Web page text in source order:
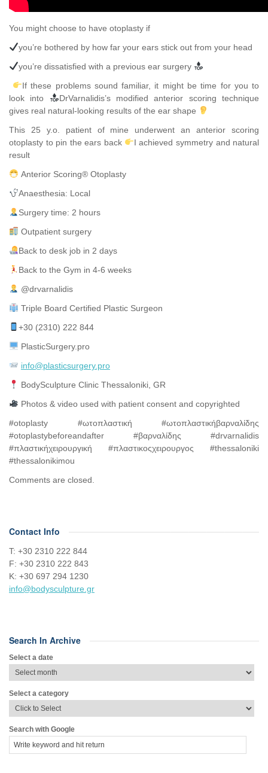
You might choose to have otoplasty if
you’re bothered by how far your ears stick out from your head
you’re dissatisfied with a previous ear surgery
If these problems sound familiar, it might be time for you to
look into
DrVarnalidis’s modified anterior scoring technique
gives real natural-looking results of the ear shape
This 25 y.o. patient of mine underwent an anterior scoring
otoplasty to pin the ears back
I achieved symmetry and natural
result
Anterior Scoring® Otoplasty
Anaesthesia: Local
Surgery time: 2 hours
Outpatient surgery
Back to desk job in 2 days
Back to the Gym in 4-6 weeks
@drvarnalidis⠀⠀⠀⠀⠀
Triple Board Certified Plastic Surgeon⠀
+30 (2310) 222 844
PlasticSurgery.pro⠀
info@plasticsurgery.pro
BodySculpture Clinic Thessaloniki, GR
Photos & video used with patient consent and copyrighted
#otoplasty #ωτοπλαστική #ωτοπλαστικήβαρναλίδης
#otoplastybeforeandafter #βαρναλίδης #drvarnalidis
#πλαστικήχειρουργική #πλαστικοςχειρουργος #thessaloniki
#thessalonikimou
Comments are closed.
Contact Info
Τ: +30 2310 222 844
F: +30 2310 222 843
Κ: +30 697 294 1230
info@bodysculpture.gr
Search In Archive
Select a date
Select a category
Search with Google